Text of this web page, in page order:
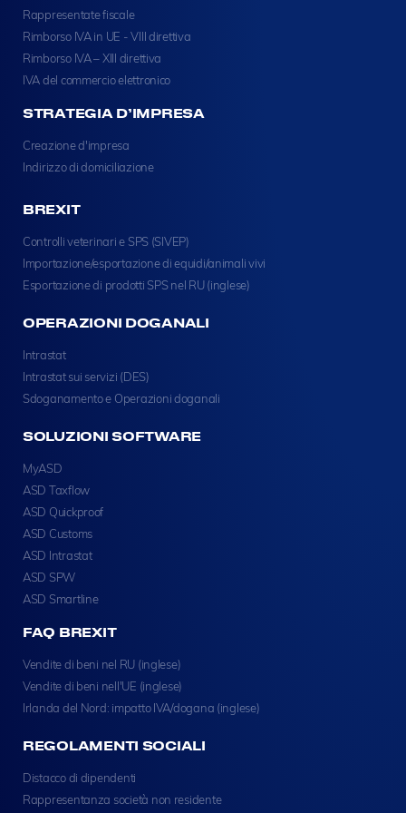
Rappresentate fiscale
Rimborso IVA in UE - VIII direttiva
Rimborso IVA – XIII direttiva
IVA del commercio elettronico
STRATEGIA D’IMPRESA
Creazione d'impresa
Indirizzo di domiciliazione
BREXIT
Controlli veterinari e SPS (SIVEP)
Importazione/esportazione di equidi/animali vivi
Esportazione di prodotti SPS nel RU (inglese)
OPERAZIONI DOGANALI
Intrastat
Intrastat sui servizi (DES)
Sdoganamento e Operazioni doganali
SOLUZIONI SOFTWARE
MyASD
ASD Taxflow
ASD Quickproof
ASD Customs
ASD Intrastat
ASD SPW
ASD Smartline
FAQ BREXIT
Vendite di beni nel RU (inglese)
Vendite di beni nell'UE (inglese)
Irlanda del Nord: impatto IVA/dogana (inglese)
REGOLAMENTI SOCIALI
Distacco di dipendenti
Rappresentanza società non residente